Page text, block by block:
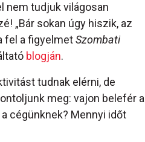
nem tudjuk világosan
„Bár sokan úgy hiszik, az
fel a figyelmetSzombati
blogján.
tudnak elérni, de
meg: vajon belefér a
cégünknek? Mennyi időt